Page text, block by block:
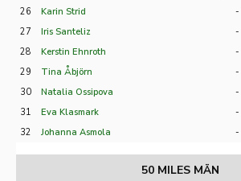
26
Karin Strid -
27
Iris Santeliz -
28
Kerstin Ehnroth -
29
Tina Åbjörn -
30
Natalia Ossipova -
31
Eva Klasmark -
32
Johanna Asmola -
50 MILES MÄN